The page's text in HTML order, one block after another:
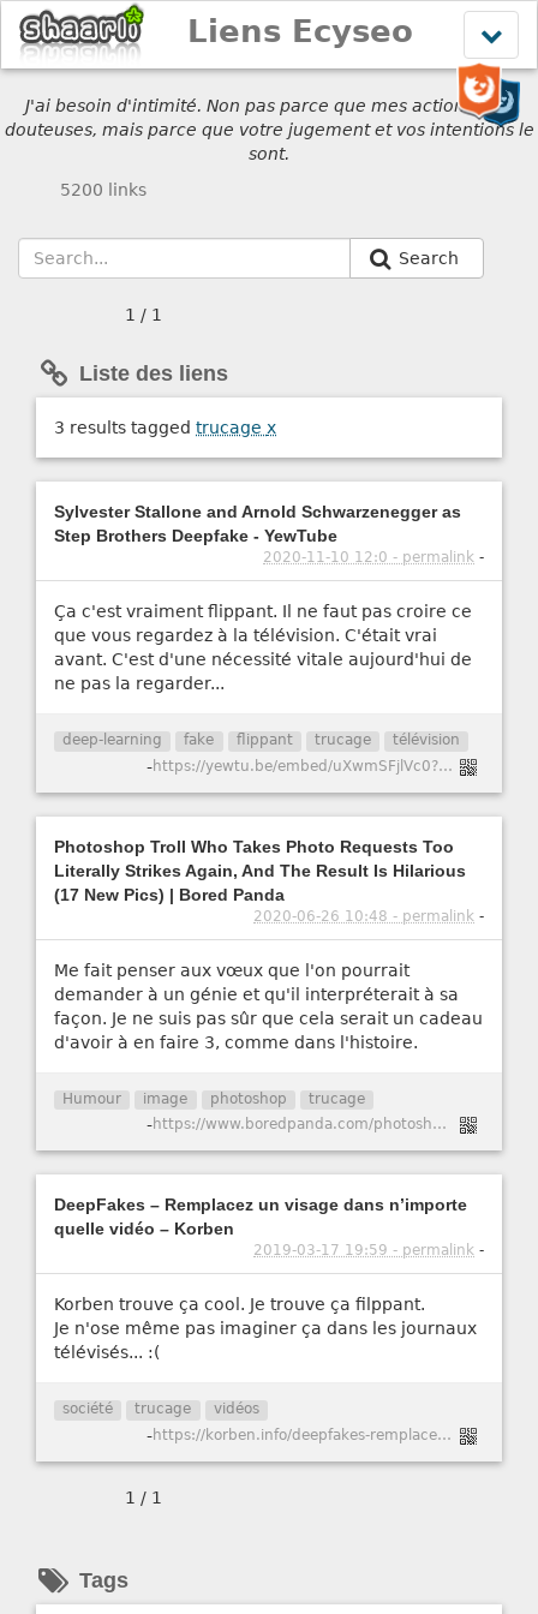
le
menu
Liens Ecyseo
J'ai besoin d'intimité. Non pas parce que mes actions sont
douteuses, mais parce que votre jugement et vos intentions le
sont.
5200 links
Search
1 / 1
Liste des liens
3 results tagged trucage x
Sylvester Stallone and Arnold Schwarzenegger as
Step Brothers Deepfake - YewTube
2020-11-10 12:0 - permalink -
Ça c'est vraiment flippant. Il ne faut pas croire ce
que vous regardez à la télévision. C'était vrai
avant. C'est d'une nécessité vitale aujourd'hui de
ne pas la regarder...
deep-learning fake flippant trucage télévision
- https://yewtu.be/embed/uXwmSFjlVc0?autoplay=0&continue=0&dark_mode=true&hl=fr&listen=0&local=1&loop=0&nojs=0&player_style=youtube&quality=dash&thin_mode=false
Photoshop Troll Who Takes Photo Requests Too
Literally Strikes Again, And The Result Is Hilarious
(17 New Pics) | Bored Panda
2020-06-26 10:48 - permalink -
Me fait penser aux vœux que l'on pourrait
demander à un génie et qu'il interpréterait à sa
façon. Je ne suis pas sûr que cela serait un cadeau
d'avoir à en faire 3, comme dans l'histoire.
Humour image photoshop trucage
- https://www.boredpanda.com/photoshop-troll-photo-james-fridman/
DeepFakes – Remplacez un visage dans n’importe
quelle vidéo – Korben
2019-03-17 19:59 - permalink -
Korben trouve ça cool. Je trouve ça filppant.
Je n'ose même pas imaginer ça dans les journaux
télévisés... :(
société trucage vidéos
- https://korben.info/deepfakes-remplacez-un-visage-dans-nimporte-quelle-video.html
1 / 1
Tags